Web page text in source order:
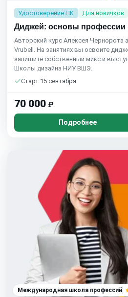
Удостоверение ПК Для новичков
Диджей: основы профессии
Авторский курс Алексея Чернорота
Vrubell. На занятиях вы освоите
запишите собственный микс и
Школы дизайна НИУ ВШЭ.
Старт 15 сентября
70 000 ₽
Подробнее
Международная школа профессий